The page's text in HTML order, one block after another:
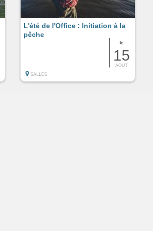
le
15
AOUT
L'été de l'Office : Initiation à la
pêche
SALLES